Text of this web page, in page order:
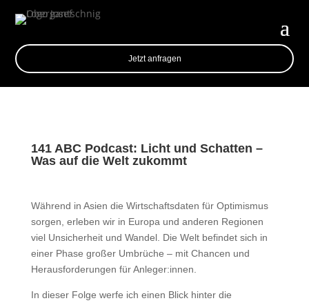
Jetzt anfragen
141 ABC Podcast: Licht und Schatten –
Was auf die Welt zukommt
Während in Asien die Wirtschaftsdaten für Optimismus
sorgen, erleben wir in Europa und anderen Regionen
viel Unsicherheit und Wandel. Die Welt befindet sich in
einer Phase großer Umbrüche – mit Chancen und
Herausforderungen für Anleger:innen.
In dieser Folge werfe ich einen Blick hinter die